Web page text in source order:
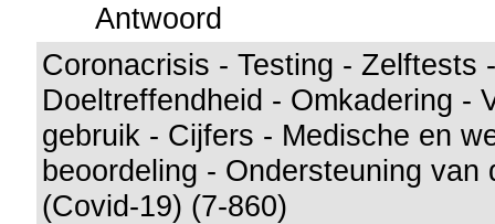
Antwoord
Coronacrisis - Testing - Zelftests
Doeltreffendheid - Omkadering -
gebruik - Cijfers - Medische en
beoordeling - Ondersteuning van
(Covid-19) (7-860)